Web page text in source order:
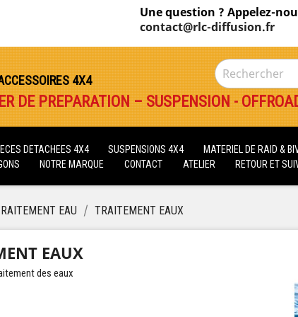
Une question ? Appelez-
contact@rlc-diffusion.fr
4X4
DE PREPARATION – SUSPENSION -
DETACHEES 4X4 SUSPENSIONS 4X4 MATERIEL DE RAID &
NOTRE MARQUE CONTACT ATELIER RETOUR ET
EAU TRAITEMENT EAUX
EAUX
des eaux